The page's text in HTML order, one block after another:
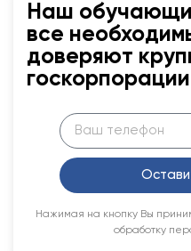
Наш
все
доверяют
госкорпорации
Нажимая на кнопку Вы
обработку